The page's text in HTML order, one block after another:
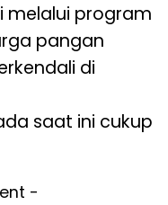
melalui program
pangan
di
saat ini cukup
-